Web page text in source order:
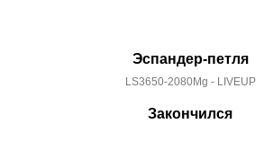
Эспандер-петля
LS3650-2080Mg - LIVEUP
Закончился